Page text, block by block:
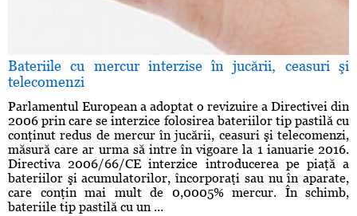
Bateriile cu mercur interzise în jucării, ceasuri şi
telecomenzi
Parlamentul European a adoptat o revizuire a Directivei din
2006 prin care se interzice folosirea bateriilor tip pastilă cu
conţinut redus de mercur în jucării, ceasuri şi telecomenzi,
măsură care ar urma să intre în vigoare la 1 ianuarie 2016.
Directiva 2006/66/CE interzice introducerea pe piaţă a
bateriilor şi acumulatorilor, încorporaţi sau nu în aparate,
care conţin mai mult de 0,0005% mercur. În schimb,
bateriile tip pastilă cu un ...